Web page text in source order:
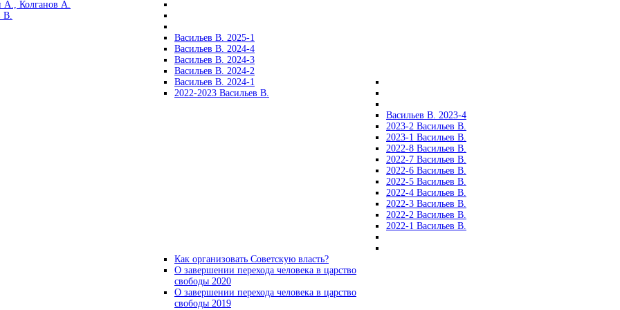
А., Колганов А.
В.
Васильев В. 2025-1
Васильев В. 2024-4
Васильев В. 2024-3
Васильев В. 2024-2
Васильев В. 2024-1
2022-2023 Васильев В.
Васильев В. 2023-4
2023-2 Васильев В.
2023-1 Васильев В.
2022-8 Васильев В.
2022-7 Васильев В.
2022-6 Васильев В.
2022-5 Васильев В.
2022-4 Васильев В.
2022-3 Васильев В.
2022-2 Васильев В.
2022-1 Васильев В.
Как организовать Советскую власть?
О завершении перехода человека в царство
свободы 2020
О завершении перехода человека в царство
свободы 2019